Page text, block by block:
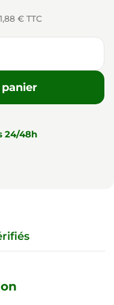
€ TTC
24/48h